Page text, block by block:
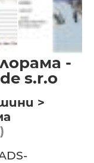
-
s.r.o
>